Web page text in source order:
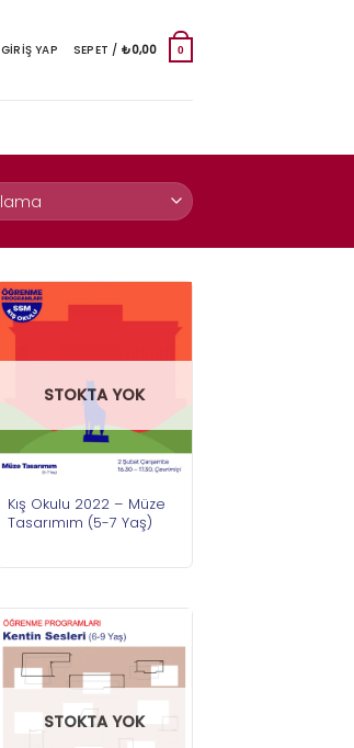
GIRIŞ YAP SEPET / ₺0,00 0
STOKTA YOK
Kış Okulu 2022 – Müze
Tasarımım (5-7 Yaş)
STOKTA YOK